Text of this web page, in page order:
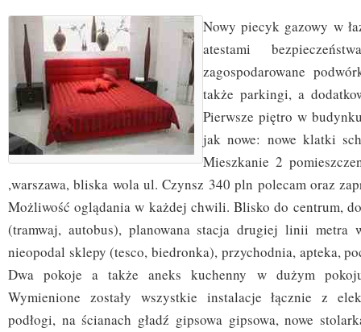
Nowy piecyk gazowy w
atestami
zagospodarowane
także parkingi, a
Pierwsze piętro w
jak nowe: nowe klatki
Mieszkanie 2
,warszawa, bliska wola ul. Czynsz 340 pln polecam oraz
Możliwość oglądania w każdej chwili. Blisko do centrum,
(tramwaj, autobus), planowana stacja drugiej linii metra
nieopodal sklepy (tesco, biedronka), przychodnia, apteka,
Dwa pokoje a także aneks kuchenny w dużym
Wymienione zostały wszystkie instalacje łącznie z
podłogi, na ścianach gładź gipsowa gipsowa, nowe